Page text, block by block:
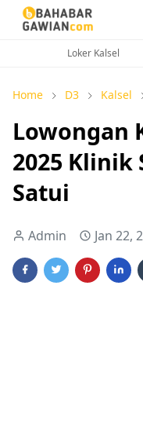
Loker Kalsel
Home D3 Kalsel
Lowongan
2025 Klinik
Satui
Admin Jan 22,